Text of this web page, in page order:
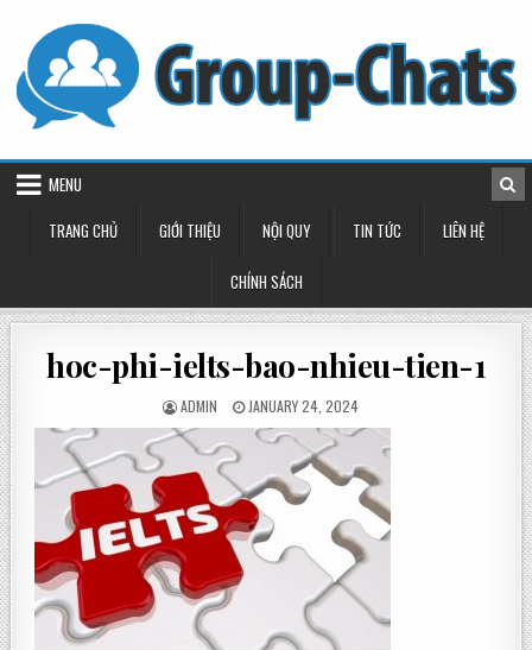
content
MENU
TRANG CHỦ
GIỚI THIỆU NỘI QUY TIN TỨC LIÊN HỆ
CHÍNH SÁCH
hoc-phi-ielts-bao-nhieu-tien-1
POSTED
BY
ADMIN
POSTED
ON
JANUARY 24, 2024